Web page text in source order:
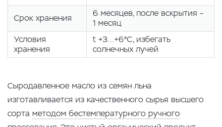
Срок хранения
6 месяцев, после вскрытия –
1 месяц
Условия
хранения
t +3…+6°С, избегать
солнечных лучей
Сыродавленное масло из семян льна
изготавливается из качественного сырья высшего
сорта методом бестемпературного ручного